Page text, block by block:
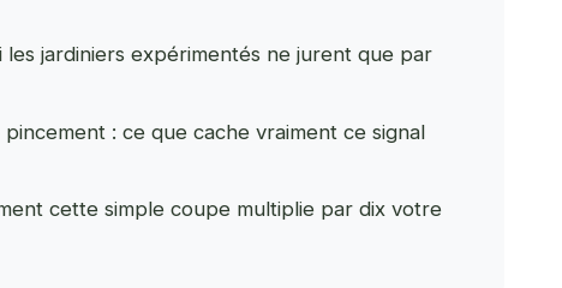
jardiniers expérimentés ne jurent que par
: ce que cache vraiment ce signal
cette simple coupe multiplie par dix votre